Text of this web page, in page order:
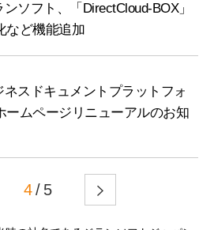
ンソフト、「DirectCloud-BOX」
など機能追加
ネスドキュメントプラットフォ
ームページリニューアルのお知
4/ 5